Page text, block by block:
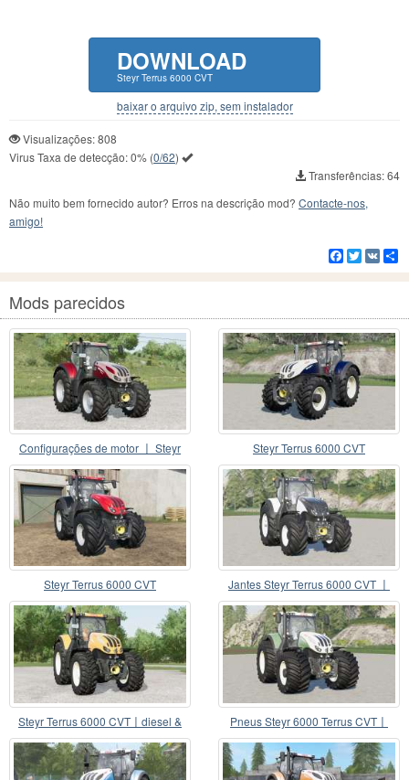
DOWNLOAD
Steyr Terrus 6000 CVT
baixar o arquivo zip, sem instalador
Visualizações: 808
Virus Taxa de detecção:0% (0/62)
Transferências: 64
Não muito bem fornecido autor? Erros na descrição mod? Contacte-nos,
amigo!
Facebook
Twitter
VK
Mods parecidos
Configurações de motor 〡 Steyr
Terrus 6000 CVT
Steyr Terrus 6000 CVT
Steyr Terrus 6000 CVT
Jantes Steyr Terrus 6000 CVT 〡
novo
Steyr Terrus 6000 CVT〡diesel &
metano v1.0.0.1
Pneus Steyr 6000 Terrus CVT〡
Terra adicionados